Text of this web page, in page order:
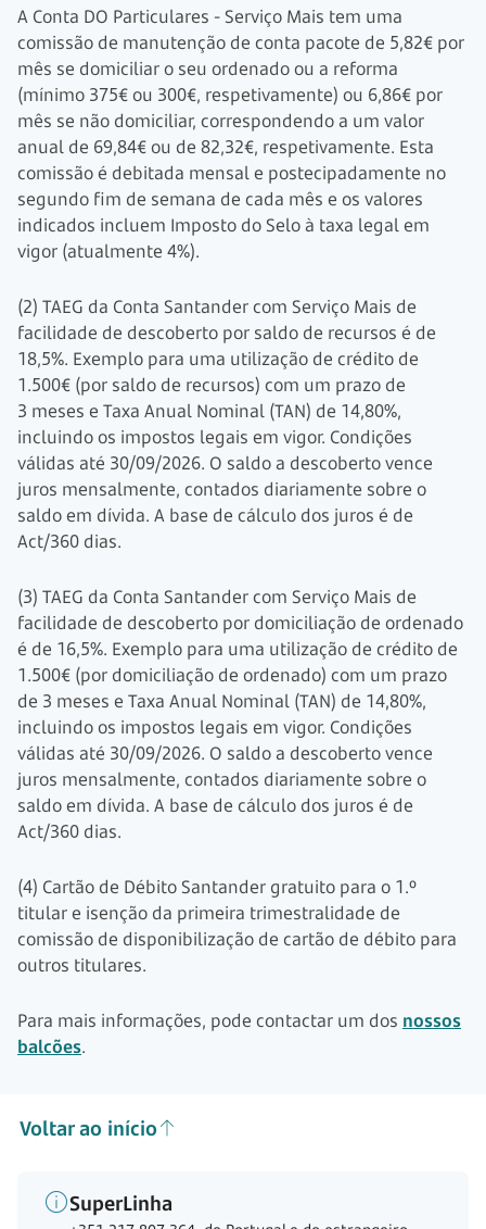
A Conta DO Particulares - Serviço Mais tem uma
comissão de manutenção de conta pacote de 5,82€ por
mês se domiciliar o seu ordenado ou a reforma
(mínimo 375€ ou 300€, respetivamente) ou 6,86€ por
mês se não domiciliar, correspondendo a um valor
anual de 69,84€ ou de 82,32€, respetivamente. Esta
comissão é debitada mensal e postecipadamente no
segundo fim de semana de cada mês e os valores
indicados incluem Imposto do Selo à taxa legal em
vigor (atualmente 4%).
(2) TAEG da Conta Santander com Serviço Mais de
facilidade de descoberto por saldo de recursos é de
18,5%. Exemplo para uma utilização de crédito de
1.500€ (por saldo de recursos) com um prazo de
3 meses e Taxa Anual Nominal (TAN) de 14,80%,
incluindo os impostos legais em vigor. Condições
válidas até 30/09/2026. O saldo a descoberto vence
juros mensalmente, contados diariamente sobre o
saldo em dívida. A base de cálculo dos juros é de
Act/360 dias.
(3) TAEG da Conta Santander com Serviço Mais de
facilidade de descoberto por domiciliação de ordenado
é de 16,5%. Exemplo para uma utilização de crédito de
1.500€ (por domiciliação de ordenado) com um prazo
de 3 meses e Taxa Anual Nominal (TAN) de 14,80%,
incluindo os impostos legais em vigor. Condições
válidas até 30/09/2026. O saldo a descoberto vence
juros mensalmente, contados diariamente sobre o
saldo em dívida. A base de cálculo dos juros é de
Act/360 dias.
(4) Cartão de Débito Santander gratuito para o 1.º
titular e isenção da primeira trimestralidade de
comissão de disponibilização de cartão de débito para
outros titulares.
Para mais informações, pode contactar um dos nossos
balcões.
Voltar ao início
SuperLinha